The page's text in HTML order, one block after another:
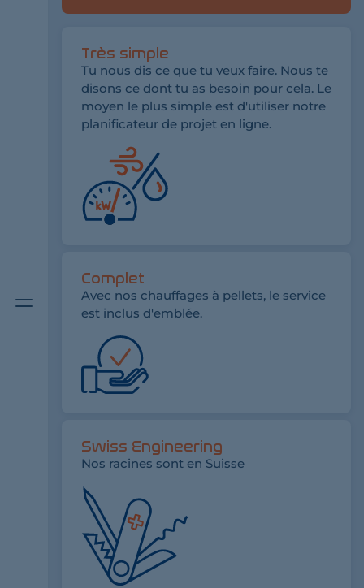
de
Très simple
Tu nous dis ce que tu veux faire. Nous te
disons ce dont tu as besoin pour cela. Le
moyen le plus simple est d'utiliser notre
planificateur de projet en ligne.
Complet
Avec nos chauffages à pellets, le service
est inclus d'emblée.
Swiss Engineering
Nos racines sont en Suisse